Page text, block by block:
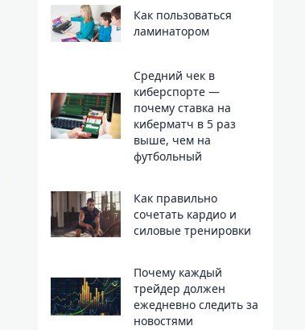
Как пользоваться
ламинатором
Средний чек в
киберспорте —
почему ставка на
киберматч в 5 раз
выше, чем на
футбольный
Как правильно
сочетать кардио и
силовые тренировки
Почему каждый
трейдер должен
ежедневно следить за
новостями